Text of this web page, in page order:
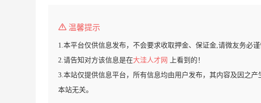
温馨提示
1.本平台仅供信息发布，不会要求收取押金、保证金,请微友务必谨
2.请告知对方该信息是在大洼人才网
上看到的！
3.本站仅提供信息平台，所有信息均由用户发布，其内容及因之
本站无关。